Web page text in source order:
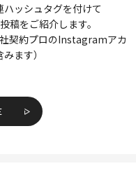
ハッシュタグを付けて
稿をご紹介します。
契約プロのInstagramアカ
ます）